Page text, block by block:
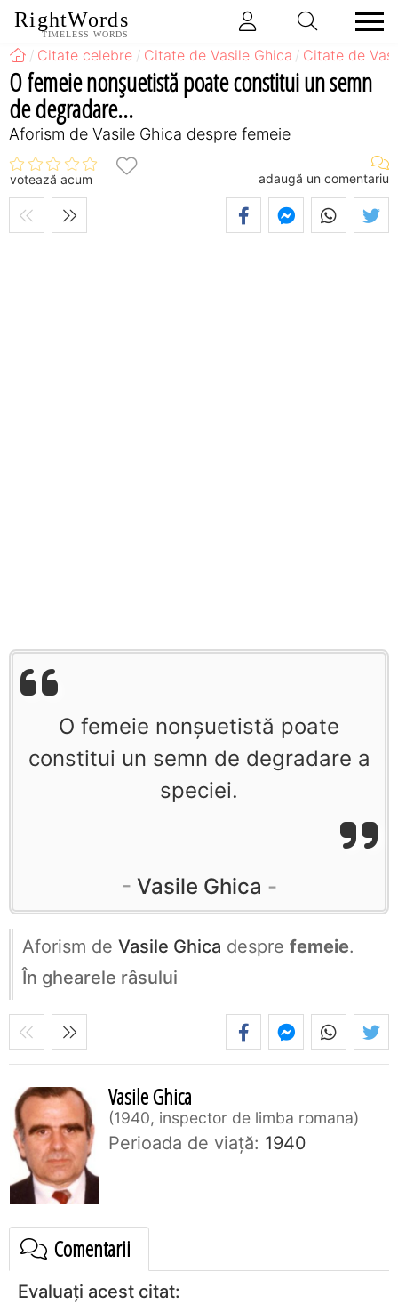
RightWords
TIMELESS WORDS
Citate celebre Citate de Vasile Ghica Citate de
O femeie nonşuetistă poate constitui un semn
de degradare...
Aforism de Vasile Ghica despre femeie
votează acum adaugă un comentariu
O femeie nonşuetistă poate
constitui un semn de degradare a
speciei.
Vasile Ghica
Aforism de Vasile Ghica despre femeie.
În ghearele râsului
Vasile Ghica
1940, inspector de limba romana
Perioada de viaţă: 1940
Comentarii
Evaluați acest citat: